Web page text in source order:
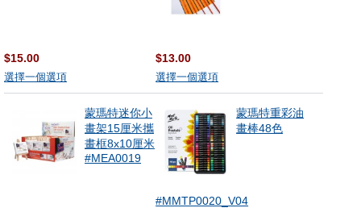
$15.00
選擇一個選項
$13.00
選擇一個選項
蒙瑪特迷你小
畫架15厘米攜
畫框8x10厘米
#MEA0019
蒙瑪特重彩油
畫棒48色
#MMTP0020_V04